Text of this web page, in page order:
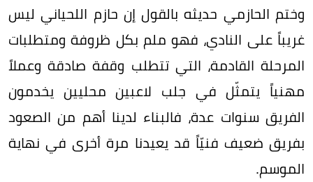
وختم الحازمي حديثه بالقول إن حازم اللحياني ليس
غريباً على النادي، فهو ملم بكل ظروفة ومتطلبات
المرحلة القادمة، التي تتطلب وقفة صادقة وعملاً
مهنياً يتمثّل في جلب لاعبين محليين يخدمون
الفريق سنوات عدة، فالبناء لدينا أهم من الصعود
بفريق ضعيف فنيّاً قد يعيدنا مرة أخرى في نهاية
الموسم.